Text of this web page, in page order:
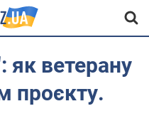
ветерану
проєкту.